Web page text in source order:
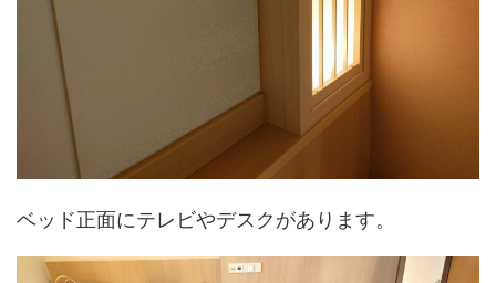
ベッド正面にテレビやデスクがあります。